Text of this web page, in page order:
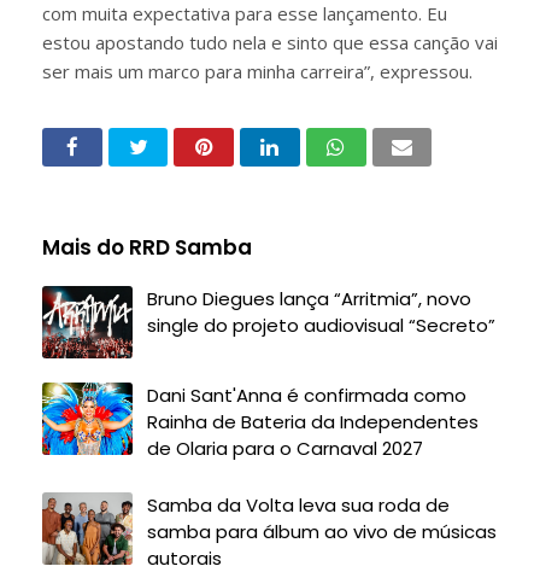
com muita expectativa para esse lançamento. Eu
estou apostando tudo nela e sinto que essa canção vai
ser mais um marco para minha carreira”, expressou.
Mais do RRD Samba
Bruno Diegues lança “Arritmia”, novo
single do projeto audiovisual “Secreto”
Dani Sant'Anna é confirmada como
Rainha de Bateria da Independentes
de Olaria para o Carnaval 2027
Samba da Volta leva sua roda de
samba para álbum ao vivo de músicas
autorais